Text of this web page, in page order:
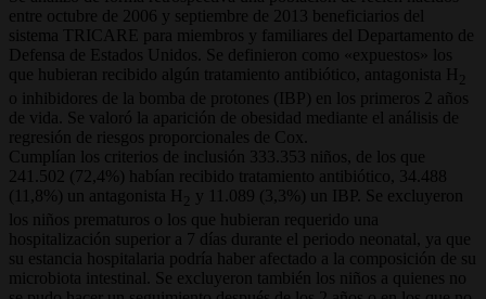
entre octubre de 2006 y septiembre de 2013 beneficiarios del
sistema TRICARE para miembros y familiares del Departamento de
Defensa de Estados Unidos. Se definieron como «expuestos» los
que hubieran recibido algún tratamiento antibiótico, antagonista H 2
o inhibidores de la bomba de protones (IBP) en los primeros 2 años
de vida. Se valoró la aparición de obesidad mediante el análisis de
regresión de riesgos proporcionales de Cox.
Cumplían los criterios de inclusión 333.353 niños, de los que
241.502 (72,4%) habían recibido tratamiento antibiótico, 34.488
(11,8%) un antagonista H 2 y 11.089 (3,3%) un IBP. Se excluyeron
los niños prematuros o los que hubieran requerido una
hospitalización superior a 7 días durante el periodo neonatal, ya que
su estancia hospitalaria podría haber afectado a la composición de su
microbiota intestinal. Se excluyeron también los niños a quienes no